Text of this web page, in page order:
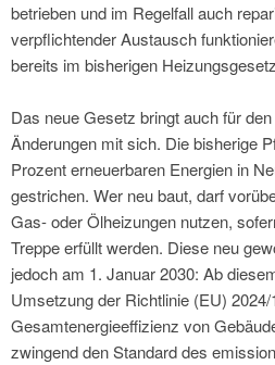
betrieben und im Regelfall auch
verpflichtender Austausch
bereits im bisherigen
Das neue Gesetz bringt auch für
Änderungen mit sich. Die bisherige
Prozent erneuerbaren Energien in
gestrichen. Wer neu baut, darf
Gas- oder Ölheizungen nutzen,
Treppe erfüllt werden. Diese neu
jedoch am 1. Januar 2030: Ab
Umsetzung der Richtlinie (EU)
Gesamtenergieeffizienz von
zwingend den Standard des